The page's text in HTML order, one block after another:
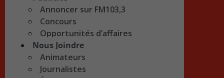
Annoncer sur FM103,3
Concours
Opportunités d’affaires
Nous Joindre
Animateurs
Journalistes